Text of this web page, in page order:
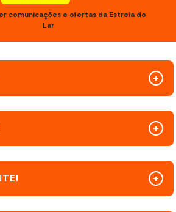
comunicações e ofertas da Estrela do
Lar